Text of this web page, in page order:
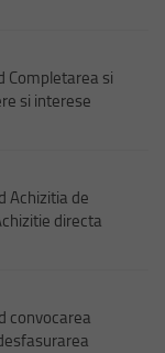
Completarea si
si interese
Achizitia de
directa
convocarea